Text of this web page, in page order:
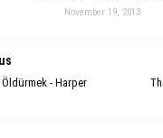
November 19, 2013
- Harper